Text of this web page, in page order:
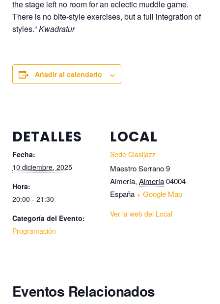
the stage left no room for an eclectic muddle game.
There is no bite-style exercises, but a full integration of
styles.“Kwadratur
Añadir al calendario
DETALLES
Fecha:
10 diciembre, 2025
Hora:
20:00 - 21:30
Categoría del Evento:
Programación
LOCAL
Sede Clasijazz
Maestro Serrano 9
Almería, Almería04004
España + Google Map
Ver la web del Local
Eventos Relacionados